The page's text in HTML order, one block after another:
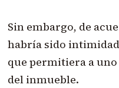
Sin embargo, de
habría sido
que permitiera a
del inmueble.